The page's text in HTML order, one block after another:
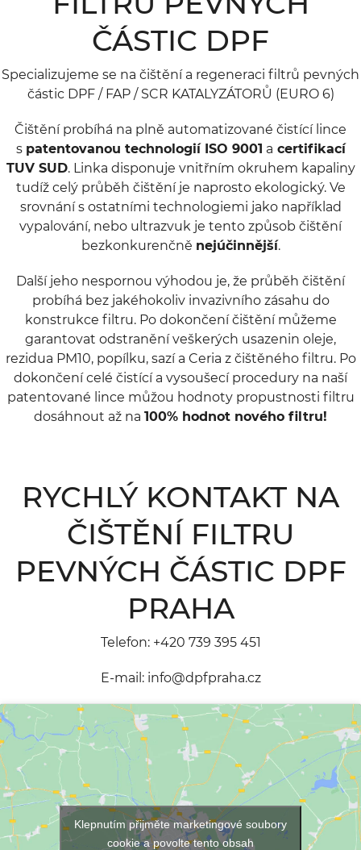
ČÁSTIC DPF
Specializujeme se na čištění a regeneraci filtrů pevných
částic DPF / FAP / SCR KATALYZÁTORŮ (EURO 6)
Čištění probíhá na plně automatizované čistící lince
s patentovanou technologií ISO 9001 a certifikací
TUV SUD. Linka disponuje vnitřním okruhem kapaliny
tudíž celý průběh čištění je naprosto ekologický. Ve
srovnání s ostatními technologiemi jako například
vypalování, nebo ultrazvuk je tento způsob čištění
bezkonkurenčně nejúčinnější.
Další jeho nespornou výhodou je, že průběh čištění
probíhá bez jakéhokoliv invazivního zásahu do
konstrukce filtru. Po dokončení čištění můžeme
garantovat odstranění veškerých usazenin oleje,
rezidua PM10, popílku, sazí a Ceria z čištěného filtru. Po
dokončení celé čistící a vysoušecí procedury na naší
patentované lince můžou hodnoty propustnosti filtru
dosáhnout až na 100% hodnot nového filtru!
RYCHLÝ KONTAKT NA
ČIŠTĚNÍ FILTRU
PEVNÝCH ČÁSTIC DPF
PRAHA
Telefon: +420 739 395 451
E-mail: info@dpfpraha.cz
Klepnutím přijměte marketingové soubory
cookie a povolte tento obsah